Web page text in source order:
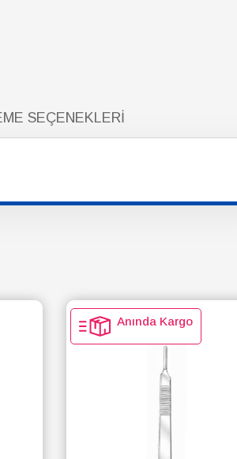
SEÇENEKLERI
Anında Kargo